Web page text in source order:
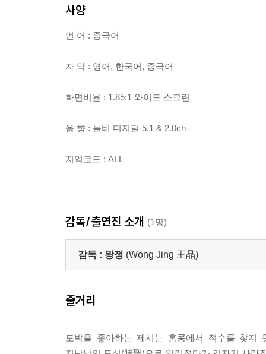
사양
언 어 : 중국어
자 막 : 영어, 한국어, 중국어
화면비율 : 1.85:1 와이드 스크린
음 향 : 돌비 디지털 5.1 & 2.0ch
지역코드 : ALL
감독/출연진 소개 (1명)
감독 : 왕정 (Wong Jing 王晶)
줄거리
도박을 좋아하는 제시는 홍콩에서 적수를 찾지